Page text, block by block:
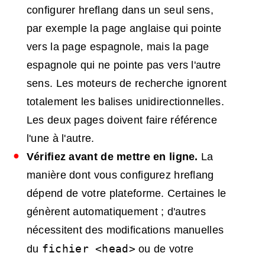
configurer hreflang dans un seul sens,
par exemple la page anglaise qui pointe
vers la page espagnole, mais la page
espagnole qui ne pointe pas vers l'autre
sens. Les moteurs de recherche ignorent
totalement les balises unidirectionnelles.
Les deux pages doivent faire référence
l'une à l'autre.
Vérifiez avant de mettre en ligne. La
manière dont vous configurez hreflang
dépend de votre plateforme. Certaines le
génèrent automatiquement ; d'autres
nécessitent des modifications manuelles
du fichier <head> ou de votre